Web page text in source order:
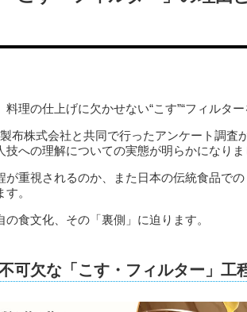
理の仕上げに欠かせない“こす”“フィルター
布株式会社と共同で行ったアンケート調査
への理解についての実態が明らかになりま
が重視されるのか、また日本の伝統食品で
。
食文化、その「裏側」に迫ります。
可欠な「こす・フィルター」工